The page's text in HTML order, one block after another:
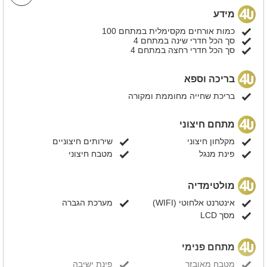
מידע
כמות אורחים מקסימלית במתחם 100
סך הכל חדרי שינה במתחם 4
סך הכל חדרי רחצה במתחם 4
בריכה וספא
בריכת שחייה מחוממת ומקורה
מתחם חיצוני
מקלחון חיצוני
שירותים חיצוניים
פינת מנגל
מטבח חיצוני
מולטימדיה
אינטרנט אלחוטי (WIFI)
מערכת הגברה
מסך LCD
מתחם פנימי
מטבח מאובזר
פינת ישיבה